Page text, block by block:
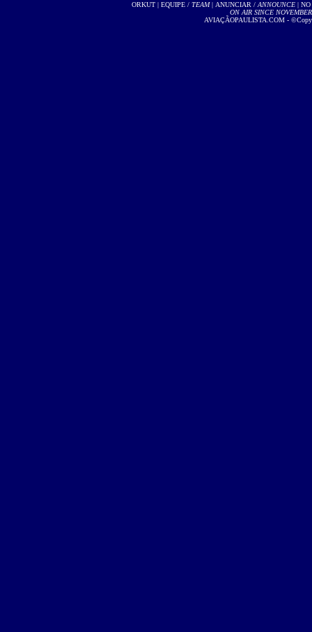
ORKUT| EQUIPE / TEAM| ANUNCIAR / ANNOUNCE| NO
ON AIR SINCE
AVIAÇÃOPAULISTA.COM -